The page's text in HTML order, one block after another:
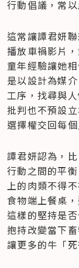
行動倡議，常
這常讓譚君妍
播放車禍影片
童年經驗讓她
是以設計為媒
工序，找尋與
批判也不預設
選擇權交回每個
譚君妍認為，
行動之間的平
上的肉類不得
食物端上餐桌
這樣的堅持是
抱持改變當下
讓更多的牛「